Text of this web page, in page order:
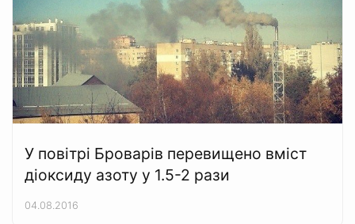
У повітрі Броварів перевищено вміст
діоксиду азоту у 1.5-2 рази
04.08.2016